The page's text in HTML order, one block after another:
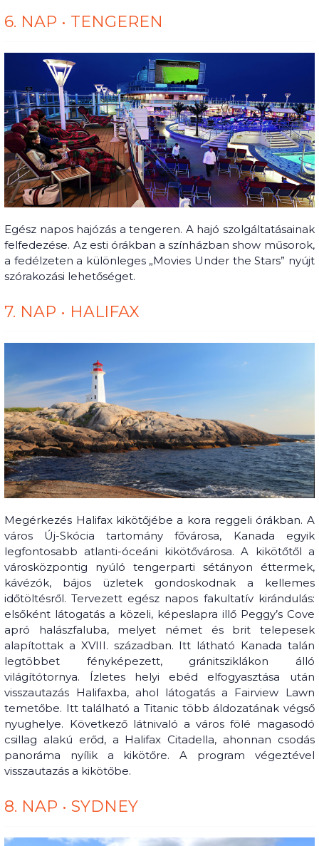
6. NAP • TENGEREN
Egész napos hajózás a tengeren. A hajó szolgáltatásainak
felfedezése. Az esti órákban a színházban show műsorok,
a fedélzeten a különleges „Movies Under the Stars” nyújt
szórakozási lehetőséget.
7. NAP • HALIFAX
Megérkezés Halifax kikötőjébe a kora reggeli órákban. A
város Új-Skócia tartomány fővárosa, Kanada egyik
legfontosabb atlanti-óceáni kikötővárosa. A kikötőtől a
városközpontig nyúló tengerparti sétányon éttermek,
kávézók, bájos üzletek gondoskodnak a kellemes
időtöltésről. Tervezett egész napos fakultatív kirándulás:
elsőként látogatás a közeli, képeslapra illő Peggy’s Cove
apró halászfaluba, melyet német és brit telepesek
alapítottak a XVIII. században. Itt látható Kanada talán
legtöbbet fényképezett, gránitsziklákon álló
világítótornya. Ízletes helyi ebéd elfogyasztása után
visszautazás Halifaxba, ahol látogatás a Fairview Lawn
temetőbe. Itt található a Titanic több áldozatának végső
nyughelye. Következő látnivaló a város fölé magasodó
csillag alakú erőd, a Halifax Citadella, ahonnan csodás
panoráma nyílik a kikötőre. A program végeztével
visszautazás a kikötőbe.
8. NAP • SYDNEY